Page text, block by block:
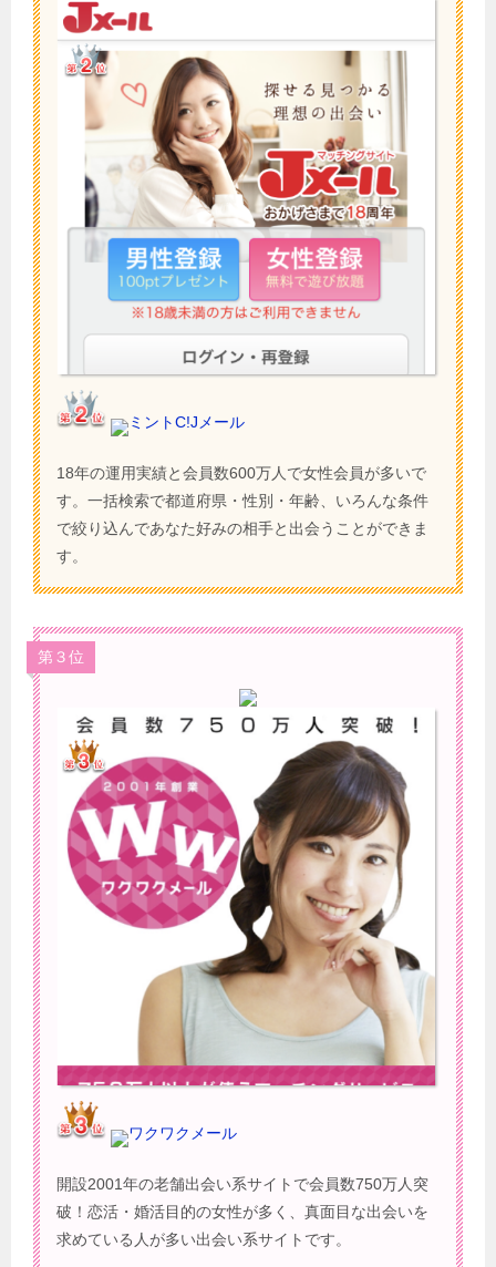
ミントC!Jメール
18年の運用実績と会員数600万人で女性会員が多いで
す。一括検索で都道府県・性別・年齢、いろんな条件
で絞り込んであなた好みの相手と出会うことができま
す。
第３位
ワクワクメール
開設2001年の老舗出会い系サイトで会員数750万人突
破！恋活・婚活目的の女性が多く、真面目な出会いを
求めている人が多い出会い系サイトです。